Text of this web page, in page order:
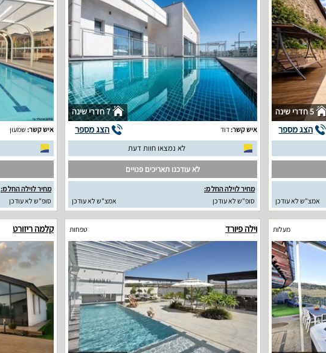
5 חדרי שינה
הצג מספר
אמצ"ש לא עודכן
7 חדרי שינה
איש קשר:דוד הצג מספר
לא נמצאו חוות דעת
לא עודכנו תאריכים פנויים
מחיר לוילה החל מ:
סופ"ש לא עודכן
אמצ"ש לא עודכן
איש קשר: שמעון
מחיר לוילה החל מ:
סופ"ש לא עודכן
מעלות וילה פיורד טפחות קלמה ריזורט